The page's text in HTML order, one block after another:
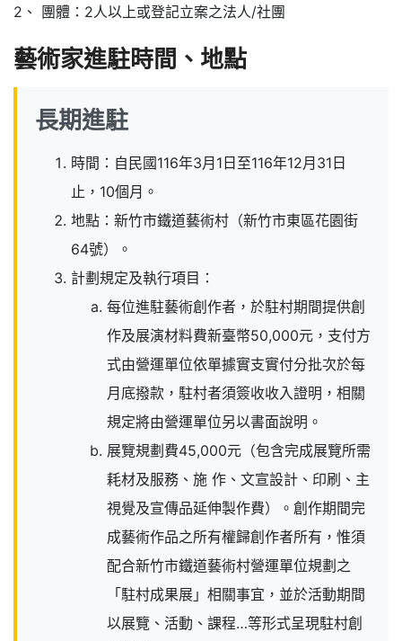
2、 團體：2人以上或登記立案之法人/社團
藝術家進駐時間、地點
長期進駐
時間：自民國116年3月1日至116年12月31日
止，10個月。
地點：新竹市鐵道藝術村（新竹市東區花園街
64號）。
計劃規定及執行項目：
每位進駐藝術創作者，於駐村期間提供創
作及展演材料費新臺幣50,000元，支付方
式由營運單位依單據實支實付分批次於每
月底撥款，駐村者須簽收收入證明，相關
規定將由營運單位另以書面說明。
展覽規劃費45,000元（包含完成展覽所需
耗材及服務、施 作、文宣設計、印刷、主
視覺及宣傳品延伸製作費）。創作期間完
成藝術作品之所有權歸創作者所有，惟須
配合新竹市鐵道藝術村營運單位規劃之
「駐村成果展」相關事宜，並於活動期間
以展覽、活動、課程…等形式呈現駐村創